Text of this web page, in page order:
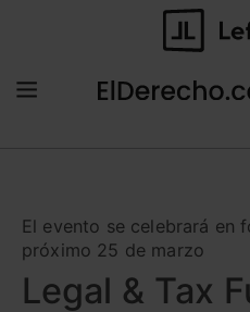
El evento se celebrará en
próximo 25 de marzo
Legal & Tax